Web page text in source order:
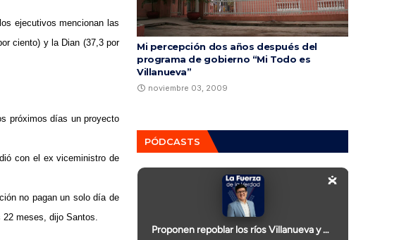
ejecutivos mencionan las
ciento) y la Dian (37,3 por
próximos días un proyecto
con el ex viceministro de
no pagan un solo día de
meses, dijo Santos.
Mi percepción dos años después del
programa de gobierno “Mi Todo es
Villanueva”
noviembre 03, 2009
PÓDCASTS